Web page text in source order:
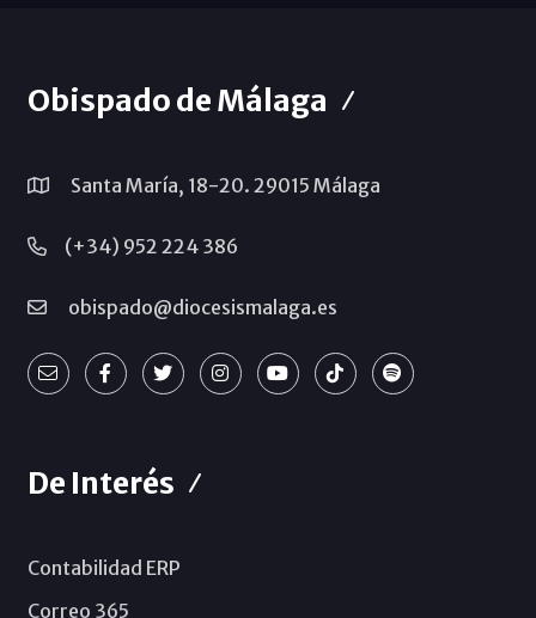
Obispado de Málaga
Santa María, 18-20. 29015 Málaga
(+34) 952 224 386
obispado@diocesismalaga.es
De Interés
Contabilidad ERP
Correo 365